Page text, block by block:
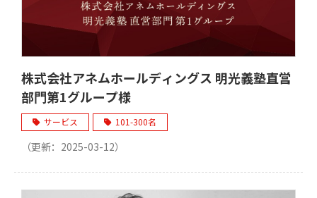
株式会社アネムホールディングス 明光義塾直営
部⾨第1グループ様
サービス 101-300名
（更新： 2025-03-12）